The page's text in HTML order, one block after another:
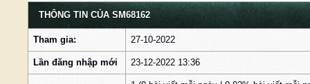
THÔNG TIN CỦA SM68162
Tham gia: 27-10-2022
Lần đăng nhập mới 23-12-2022 13:36